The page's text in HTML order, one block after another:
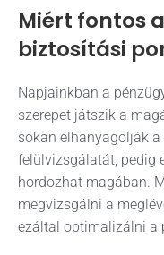
Miért fontos
biztosítási
Napjainkban a
szerepet játszik a
sokan elhanyagolják
felülvizsgálatát, pedig
hordozhat magában.
megvizsgálni a
ezáltal optimalizálni a